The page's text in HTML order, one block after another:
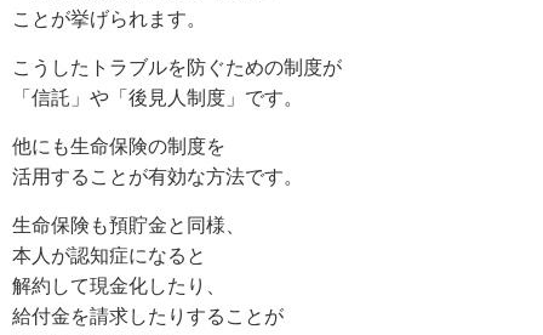
ことが挙げられます。
こうしたトラブルを防ぐための制度が
「信託」や「後見人制度」です。
他にも生命保険の制度を
活用することが有効な方法です。
生命保険も預貯金と同様、
本人が認知症になると
解約して現金化したり、
給付金を請求したりすることが